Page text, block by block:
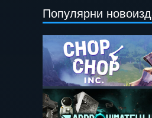
Популярни